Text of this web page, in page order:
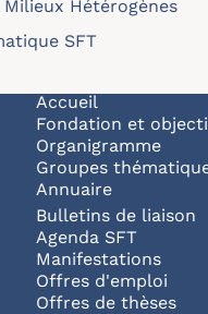
Hétérogènes
SFT
Navigation
Accueil
Fondation et
Organigramme
Groupes
Annuaire
Bulletins de liaison
Agenda SFT
Manifestations
Offres d'emploi
Offres de thèses